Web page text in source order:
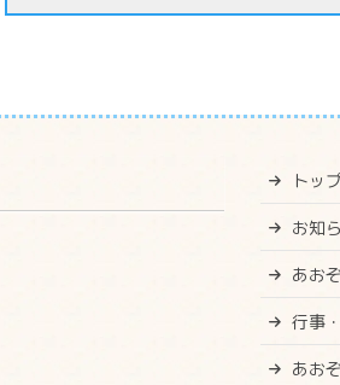
トッ
お知
あお
行事
あお